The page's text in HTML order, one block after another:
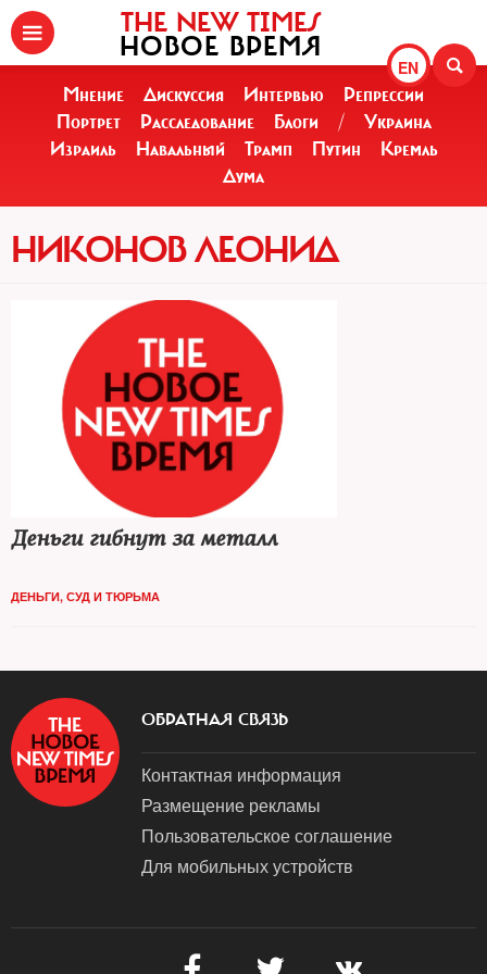
EN
THE NEW TIMES
НОВОЕ ВРЕМЯ
Мнение Дискуссия Интервью
Репрессии
Портрет
Расследование Блоги /
Украина
Израиль
Навальный Трамп Путин
Кремль
Дума
НИКОНОВ ЛЕОНИД
Деньги гибнут за металл
ДЕНЬГИ, СУД И ТЮРЬМА
ОБРАТНАЯ СВЯЗЬ
Контактная информация
Размещение рекламы
Пользовательское соглашение
Для мобильных устройств